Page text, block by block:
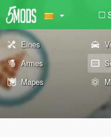
Eines
Armes
Mapes